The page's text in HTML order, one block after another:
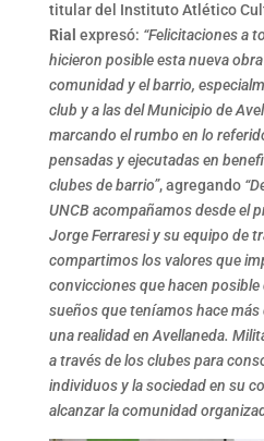
titular del Instituto Atlético
Rial expresó: “Felicitaciones a
hicieron posible esta nueva
comunidad y el barrio,
club y a las del Municipio de
marcando el rumbo en lo
pensadas y ejecutadas en
clubes de barrio”, agregando
UNCB acompañamos desde el
Jorge Ferraresi y su equipo de
compartimos los valores que
convicciones que hacen
sueños que teníamos hace más
una realidad en Avellaneda.
a través de los clubes para
individuos y la sociedad en su
alcanzar la comunidad